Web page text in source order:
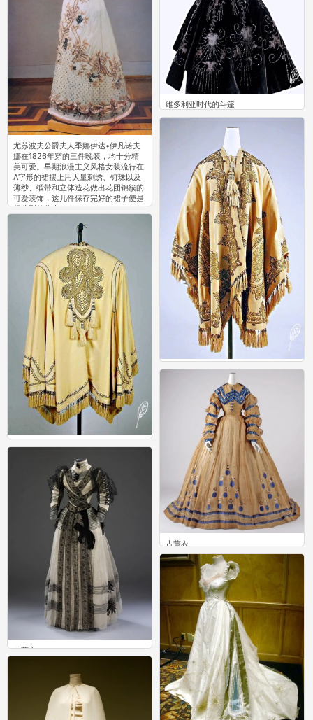
维多利亚时代的斗篷
0
维多利亚时代的斗篷
古董衣
0
尤苏波夫公爵夫人季娜伊达•伊凡诺夫
娜在1826年穿的三件晚装，均十分精
美可爱。早期浪漫主义风格女装流行在
A字形的裙摆上用大量刺绣、钉珠以及
薄纱、缎带和立体造花做出花团锦簇的
可爱装饰，这几件保存完好的裙子便是
很典型的代表。 ​​​
维多利亚时代的斗篷
古董衣